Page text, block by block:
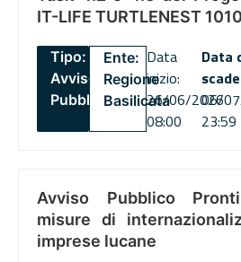
IT-LIFE TURTLENEST
Tipo:
Avviso
Pubblico
Ente:
Regione
Basilicata
Data
inizio:
26/06/2026
08:00
Data
06/
23:59
Avviso Pubblico
misure di
imprese lucane